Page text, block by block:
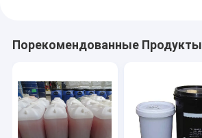
Порекомендованные Продукты